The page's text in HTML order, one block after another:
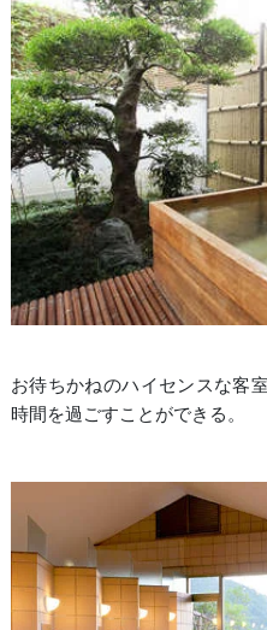
お待ちかねのハイセンスな客
時間を過ごすことができる。